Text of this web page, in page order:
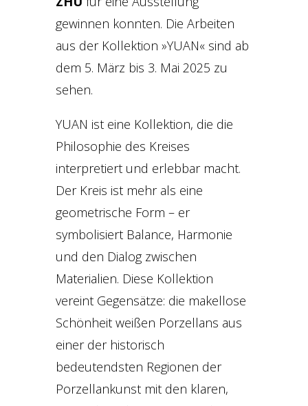
gewinnen konnten. Die Arbeiten
aus der Kollektion »YUAN« sind ab
dem 5. März bis 3. Mai 2025 zu
sehen.
YUAN ist eine Kollektion, die die
Philosophie des Kreises
interpretiert und erlebbar macht.
Der Kreis ist mehr als eine
geometrische Form – er
symbolisiert Balance, Harmonie
und den Dialog zwischen
Materialien. Diese Kollektion
vereint Gegensätze: die makellose
Schönheit weißen Porzellans aus
einer der historisch
bedeutendsten Regionen der
Porzellankunst mit den klaren,